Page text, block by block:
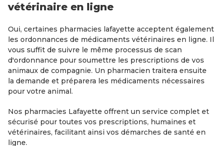
vétérinaire en ligne
Oui, certaines pharmacies lafayette acceptent également
les ordonnances de médicaments vétérinaires en ligne. Il
vous suffit de suivre le même processus de scan
d'ordonnance pour soumettre les prescriptions de vos
animaux de compagnie. Un pharmacien traitera ensuite
la demande et préparera les médicaments nécessaires
pour votre animal.
Nos pharmacies Lafayette offrent un service complet et
sécurisé pour toutes vos prescriptions, humaines et
vétérinaires, facilitant ainsi vos démarches de santé en
ligne.